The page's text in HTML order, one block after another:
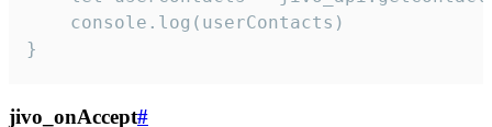
    console.log(userContacts)
}
jivo_onAccept#